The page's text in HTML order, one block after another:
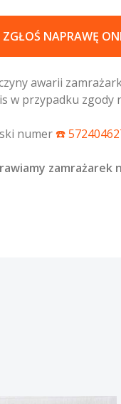
ZGŁOŚ NAPRAWĘ
awarii
w przypadku zgody
numer☎️
zamrażarek